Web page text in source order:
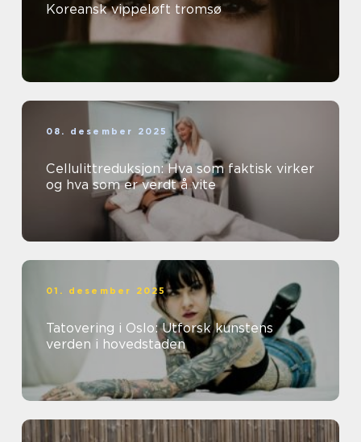
Koreansk vippeløft tromsø
08. desember 2025
Cellulittreduksjon: Hva som faktisk virker
og hva som er verdt å vite
01. desember 2025
Tatovering i Oslo: Utforsk kunstens
verden i hovedstaden